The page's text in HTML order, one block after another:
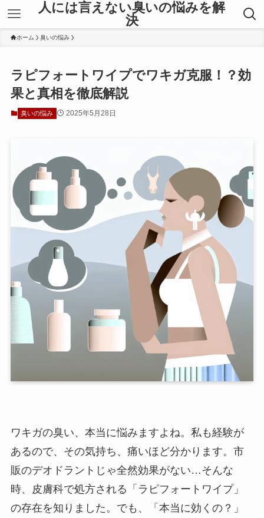
人には言えない臭いの悩みを解
決
ホーム 臭いの悩み
ラピフォートワイプでワキガ克服！？効
果と真相を徹底解説
臭いの悩み 2025年5月28日
ワキガの臭い、本当に悩みますよね。私も経験が
あるので、その気持ち、痛いほど分かります。市
販のデオドラントじゃ全然効果がない…そんな
時、皮膚科で処方される「ラピフォートワイプ」
の存在を知りました。でも、「本当に効くの？」